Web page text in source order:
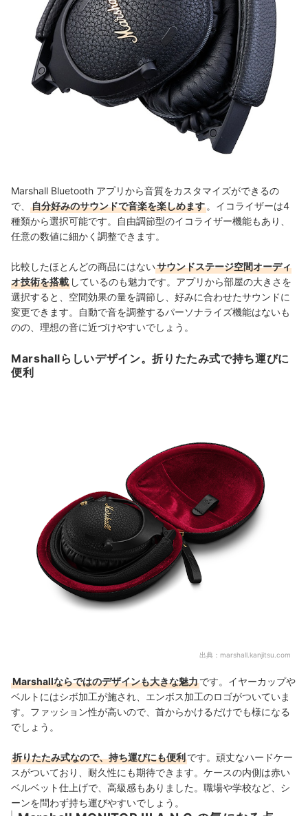
Marshall Bluetooth アプリから音質をカスタマイズができるの
で、
自分好みのサウンドで音楽を楽しめます 。イコライザーは4
種類から選択可能です。自由調節型のイコライザー機能もあり、
任意の数値に細かく調整できます。
比較したほとんどの商品にはないサウンドステージ空間オーディ
オ技術を搭載 しているのも魅力です。アプリから部屋の大きさを
選択すると、空間効果の量を調節し、好みに合わせたサウンドに
変更できます。自動で音を調整するパーソナライズ機能はないも
のの、理想の音に近づけやすいでしょう。
Marshallらしいデザイン。折りたたみ式で持ち運びに
便利
出典： marshall.kanjitsu.com
Marshallならではのデザインも大きな魅力です。イヤーカップや
ベルトにはシボ加工が施され、エンボス加工のロゴがついていま
す。 ファッション性が高いので、首からかけるだけでも様になる
でしょう。
折りたたみ式なので、持ち運びにも便利です。頑丈なハードケー
スがついており、耐久性にも期待できます。ケースの内側は赤い
ベルベット仕上げで、高級感もありました。職場や学校など、シ
ーンを問わず持ち運びやすいでしょう。